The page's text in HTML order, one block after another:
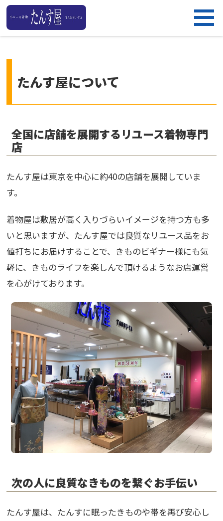
たんす屋について
全国に店舗を展開するリユース着物専門
店
たんす屋は東京を中心に約40の店舗を展開していま
す。
着物屋は敷居が高く入りづらいイメージを持つ方も多
いと思いますが、たんす屋では良質なリユース品をお
値打ちにお届けすることで、きものビギナー様にも気
軽に、きものライフを楽しんで頂けるようなお店運営
を心がけております。
次の人に良質なきものを繋ぐお手伝い
たんす屋は、たんすに眠ったきものや帯を再び安心し